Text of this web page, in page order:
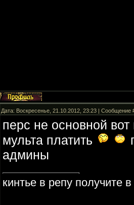
Дата: Воскресенье, 21.10.2012, 23:23 | Сообщение
перс не основной
мульта платить
админы
кинтье в репу получите в